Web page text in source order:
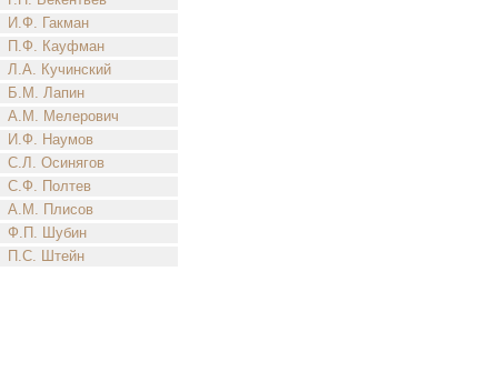
И.Ф. Гакман
П.Ф. Кауфман
Л.А. Кучинский
Б.М. Лапин
А.М. Мелерович
И.Ф. Наумов
С.Л. Осинягов
С.Ф. Полтев
А.М. Плисов
Ф.П. Шубин
П.С. Штейн